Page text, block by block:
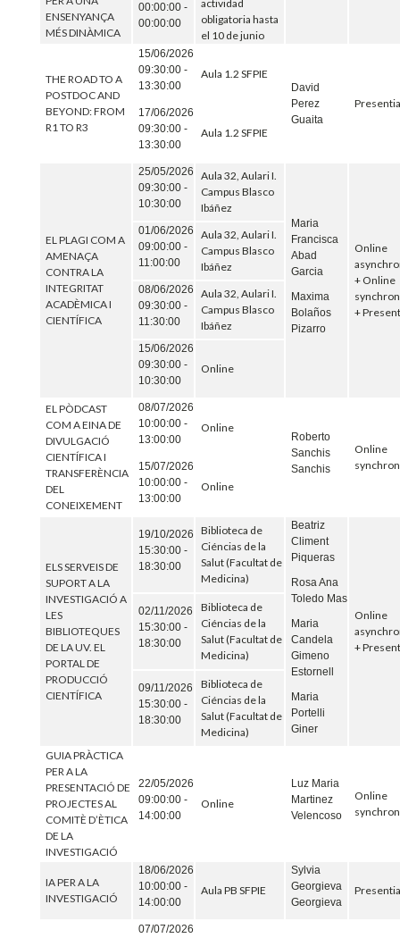
ENSENYANÇA
MÉS DINÀMICA
00:00:00 -
00:00:00
actividad
obligatoria hasta
el 10 de junio
THE ROAD TO A
POSTDOC AND
BEYOND: FROM
R1 TO R3
15/06/2026
09:30:00 -
13:30:00
Aula 1.2 SFPIE
David
Perez
Guaita
17/06/2026
09:30:00 -
13:30:00
Aula 1.2 SFPIE
EL PLAGI COM A
AMENAÇA
CONTRA LA
INTEGRITAT
ACADÈMICA I
CIENTÍFICA
25/05/2026
09:30:00 -
10:30:00
Aula 32, Aulari I.
Campus Blasco
Ibáñez
Maria
Francisca
Abad
Garcia
Maxima
Bolaños
Pizarro
Online
+ Online
+
01/06/2026
09:00:00 -
11:00:00
Aula 32, Aulari I.
Campus Blasco
Ibáñez
08/06/2026
09:30:00 -
11:30:00
Aula 32, Aulari I.
Campus Blasco
Ibáñez
15/06/2026
09:30:00 -
10:30:00
Online
EL PÒDCAST
COM A EINA DE
DIVULGACIÓ
CIENTÍFICA I
TRANSFERÈNCIA
DEL
CONEIXEMENT
08/07/2026
10:00:00 -
13:00:00
Online
Roberto
Sanchis
Sanchis
Online
15/07/2026
10:00:00 -
13:00:00
Online
ELS SERVEIS DE
SUPORT A LA
INVESTIGACIÓ A
LES
BIBLIOTEQUES
DE LA UV. EL
PORTAL DE
PRODUCCIÓ
CIENTÍFICA
19/10/2026
15:30:00 -
18:30:00
Biblioteca de
Ciéncias de la
Salut (Facultat de
Medicina)
Beatriz
Climent
Piqueras
Rosa Ana
Toledo Mas
Maria
Candela
Gimeno
Estornell
Maria
Portelli
Giner
Online
+
02/11/2026
15:30:00 -
18:30:00
Biblioteca de
Ciéncias de la
Salut (Facultat de
Medicina)
09/11/2026
15:30:00 -
18:30:00
Biblioteca de
Ciéncias de la
Salut (Facultat de
Medicina)
GUIA PRÀCTICA
PER A LA
PRESENTACIÓ DE
PROJECTES AL
COMITÈ D’ÈTICA
DE LA
INVESTIGACIÓ
22/05/2026
09:00:00 -
14:00:00
Online
Luz Maria
Martinez
Velencoso
Online
IA PER A LA
INVESTIGACIÓ
18/06/2026
10:00:00 -
14:00:00
Aula PB SFPIE
Sylvia
Georgieva
Georgieva
07/07/2026